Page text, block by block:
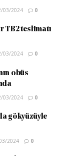
03/2024 0
TB2 teslimatı
03/2024 0
obüs
03/2024 0
gökyüzüyle
2024 0